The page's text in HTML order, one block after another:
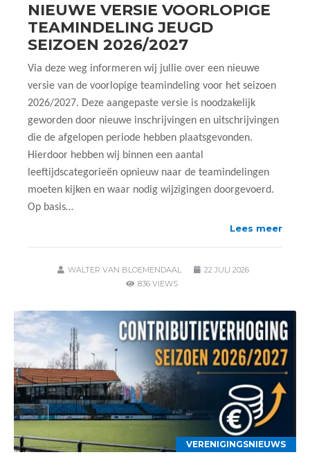
NIEUWE VERSIE VOORLOPIGE
TEAMINDELING JEUGD
SEIZOEN 2026/2027
Via deze weg informeren wij jullie over een nieuwe
versie van de voorlopige teamindeling voor het seizoen
2026/2027. Deze aangepaste versie is noodzakelijk
geworden door nieuwe inschrijvingen en uitschrijvingen
die de afgelopen periode hebben plaatsgevonden.
Hierdoor hebben wij binnen een aantal
leeftijdscategorieën opnieuw naar de teamindelingen
moeten kijken en waar nodig wijzigingen doorgevoerd.
Op basis…
Lees meer
WALTER VAN BLOEMENDAAL
22 JULI 2026
836 VIEWS
VERENIGINGSNIEUWS